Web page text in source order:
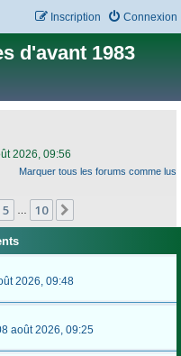
Connexion
Inscription
d'avant 1983
2026, 09:56
Marquer tous les forums comme lus
5 10
2026, 09:48
août 2026, 09:25